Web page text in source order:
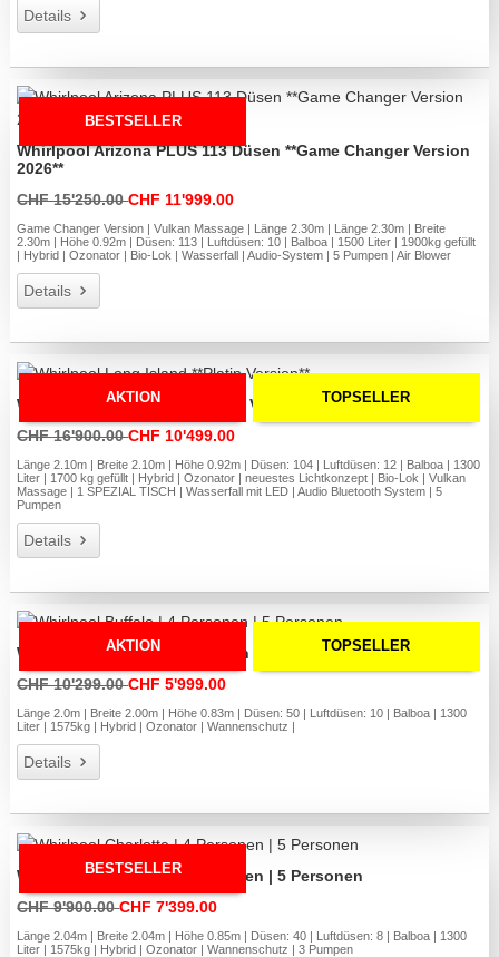
Details
BESTSELLER
Whirlpool Arizona PLUS 113 Düsen **Game Changer Version
2026**
CHF 15'250.00CHF 11'999.00
Game Changer Version | Vulkan Massage | Länge 2.30m | Länge 2.30m | Breite
2.30m | Höhe 0.92m | Düsen: 113 | Luftdüsen: 10 | Balboa | 1500 Liter | 1900kg gefüllt
| Hybrid | Ozonator | Bio-Lok | Wasserfall | Audio-System | 5 Pumpen | Air Blower
Details
AKTION TOPSELLER
Whirlpool Long Island **Platin Version**
CHF 16'900.00CHF 10'499.00
Länge 2.10m | Breite 2.10m | Höhe 0.92m | Düsen: 104 | Luftdüsen: 12 | Balboa | 1300
Liter | 1700 kg gefüllt | Hybrid | Ozonator | neuestes Lichtkonzept | Bio-Lok | Vulkan
Massage | 1 SPEZIAL TISCH | Wasserfall mit LED | Audio Bluetooth System | 5
Pumpen
Details
AKTION TOPSELLER
Whirlpool Buffalo | 4 Personen | 5 Personen
CHF 10'299.00CHF 5'999.00
Länge 2.0m | Breite 2.00m | Höhe 0.83m | Düsen: 50 | Luftdüsen: 10 | Balboa | 1300
Liter | 1575kg | Hybrid | Ozonator | Wannenschutz |
Details
BESTSELLER
Whirlpool Charlotte | 4 Personen | 5 Personen
CHF 9'900.00CHF 7'399.00
Länge 2.04m | Breite 2.04m | Höhe 0.85m | Düsen: 40 | Luftdüsen: 8 | Balboa | 1300
Liter | 1575kg | Hybrid | Ozonator | Wannenschutz | 3 Pumpen